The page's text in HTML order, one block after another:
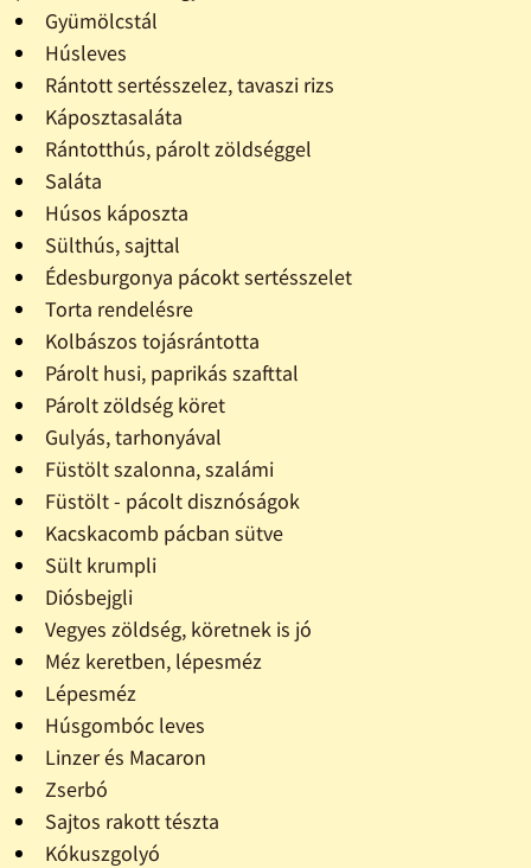
Gyümölcstál
Húsleves
Rántott sertésszelez, tavaszi rizs
Káposztasaláta
Rántotthús, párolt zöldséggel
Saláta
Húsos káposzta
Sülthús, sajttal
Édesburgonya pácokt sertésszelet
Torta rendelésre
Kolbászos tojásrántotta
Párolt husi, paprikás szafttal
Párolt zöldség köret
Gulyás, tarhonyával
Füstölt szalonna, szalámi
Füstölt - pácolt disznóságok
Kacskacomb pácban sütve
Sült krumpli
Diósbejgli
Vegyes zöldség, köretnek is jó
Méz keretben, lépesméz
Lépesméz
Húsgombóc leves
Linzer és Macaron
Zserbó
Sajtos rakott tészta
Kókuszgolyó